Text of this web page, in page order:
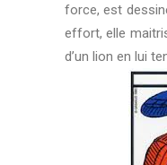
force, est
effort, elle
d’un lion en lui